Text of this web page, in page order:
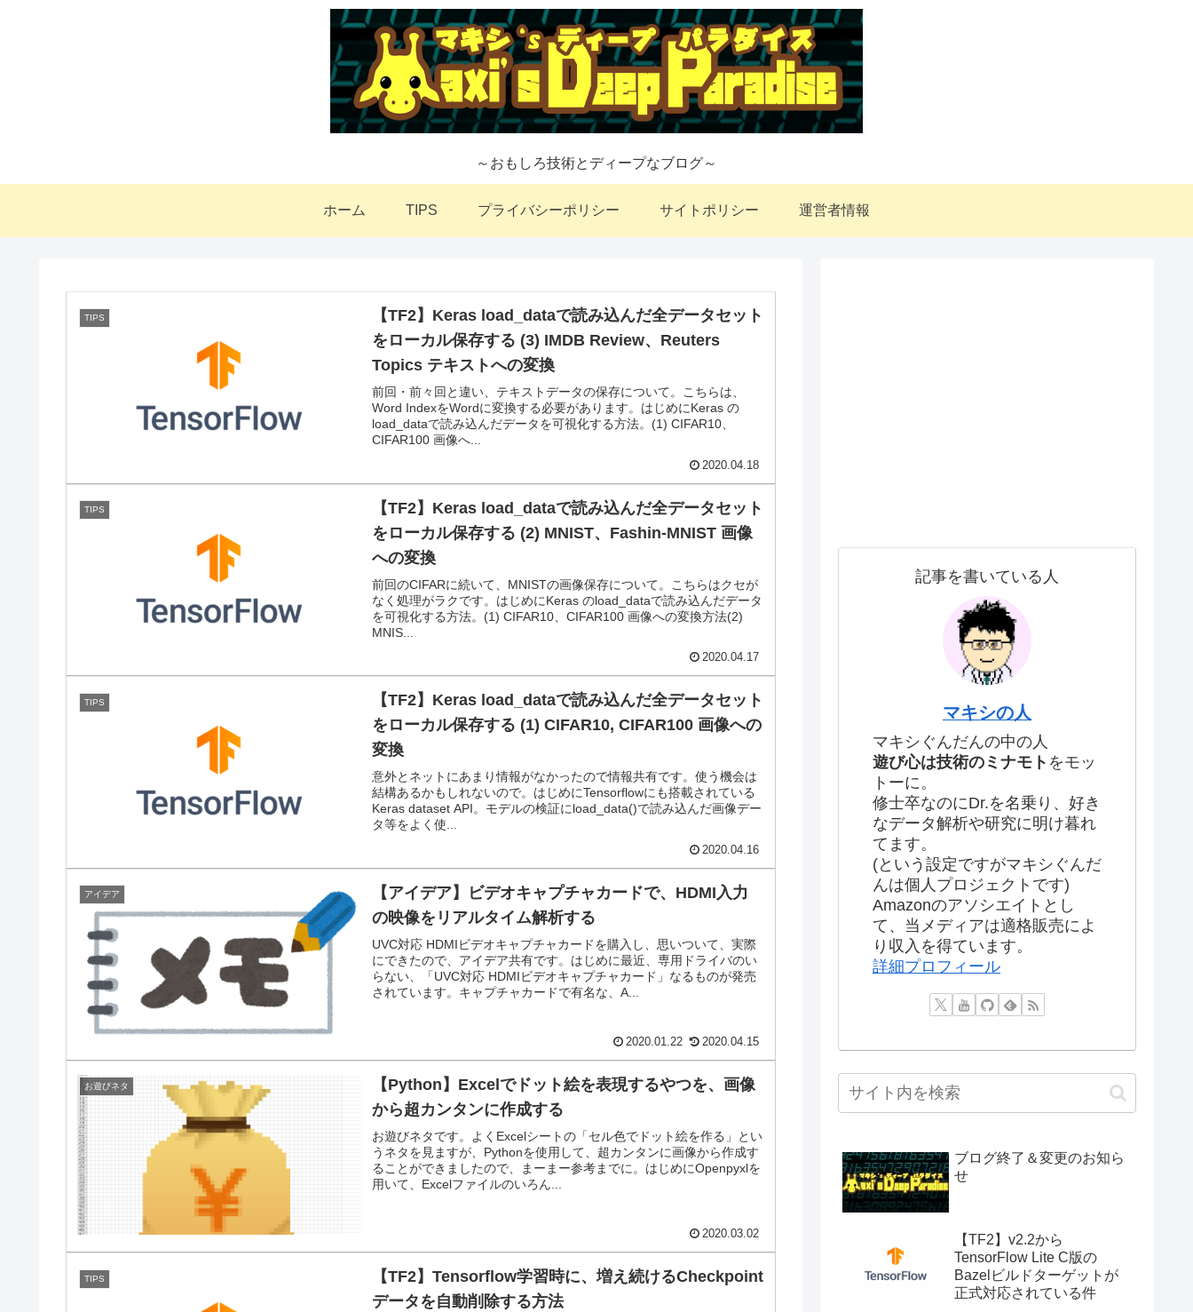
～おもしろ技術とディープなブログ～
ホーム TIPS プライバシーポリシー サイトポリシー 運営者情報
TIPS
【TF2】Keras load_dataで読み込んだ全データセット
をローカル保存する (3) IMDB Review、Reuters
Topics テキストへの変換
前回・前々回と違い、テキストデータの保存について。こちらは、
Word IndexをWordに変換する必要があります。はじめにKeras の
load_dataで読み込んだデータを可視化する方法。(1) CIFAR10、
CIFAR100 画像へ...
2020.04.18
TIPS
【TF2】Keras load_dataで読み込んだ全データセット
をローカル保存する (2) MNIST、Fashin-MNIST 画像
への変換
前回のCIFARに続いて、MNISTの画像保存について。こちらはクセが
なく処理がラクです。はじめにKeras のload_dataで読み込んだデータ
を可視化する方法。(1) CIFAR10、CIFAR100 画像への変換方法(2)
MNIS...
2020.04.17
TIPS
【TF2】Keras load_dataで読み込んだ全データセット
をローカル保存する (1) CIFAR10, CIFAR100 画像への
変換
意外とネットにあまり情報がなかったので情報共有です。使う機会は
結構あるかもしれないので。はじめにTensorflowにも搭載されている
Keras dataset API。モデルの検証にload_data()で読み込んだ画像デー
タ等をよく使...
2020.04.16
アイデア
【アイデア】ビデオキャプチャカードで、HDMI入力
の映像をリアルタイム解析する
UVC対応 HDMIビデオキャプチャカードを購入し、思いついて、実際
にできたので、アイデア共有です。はじめに最近、専用ドライバのい
らない、「UVC対応 HDMIビデオキャプチャカード」なるものが発売
されています。キャプチャカードで有名な、A...
2020.01.22 2020.04.15
お遊びネタ
【Python】Excelでドット絵を表現するやつを、画像
から超カンタンに作成する
お遊びネタです。よくExcelシートの「セル色でドット絵を作る」とい
うネタを見ますが、Pythonを使用して、超カンタンに画像から作成す
ることができましたので、まーまー参考までに。はじめにOpenpyxlを
用いて、Excelファイルのいろん...
2020.03.02
TIPS
【TF2】Tensorflow学習時に、増え続けるCheckpoint
データを自動削除する方法
記事を書いている人
マキシの人
マキシぐんだんの中の人
遊び心は技術のミナモト をモッ
トーに。
修士卒なのにDr.を名乗り、好き
なデータ解析や研究に明け暮れ
てます。
(という設定ですがマキシぐんだ
んは個人プロジェクトです)
Amazonのアソシエイトとし
て、当メディアは適格販売によ
り収入を得ています。
詳細プロフィール
ブログ終了＆変更のお知ら
せ
【TF2】v2.2から
TensorFlow Lite C版の
Bazelビルドターゲットが
正式対応されている件